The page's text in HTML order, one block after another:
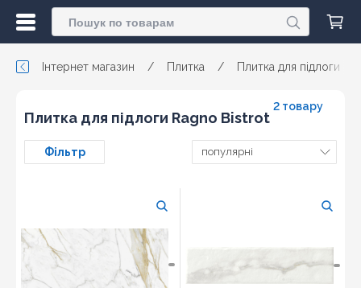
Інтернет магазин / Плитка / Плитка для підлоги
Плитка для підлоги Ragno Bistrot
2 товару
Фільтр популярні